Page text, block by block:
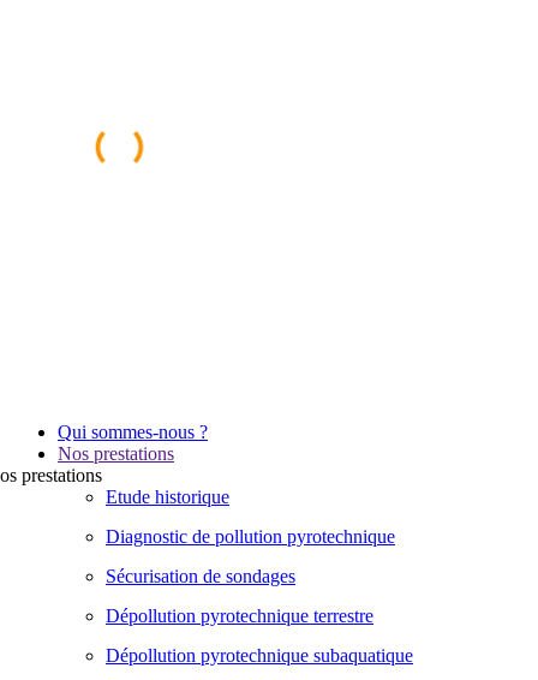
Qui sommes-nous ?
Nos prestations
prestations
Etude historique
Diagnostic de pollution pyrotechnique
Sécurisation de sondages
Dépollution pyrotechnique terrestre
Dépollution pyrotechnique subaquatique